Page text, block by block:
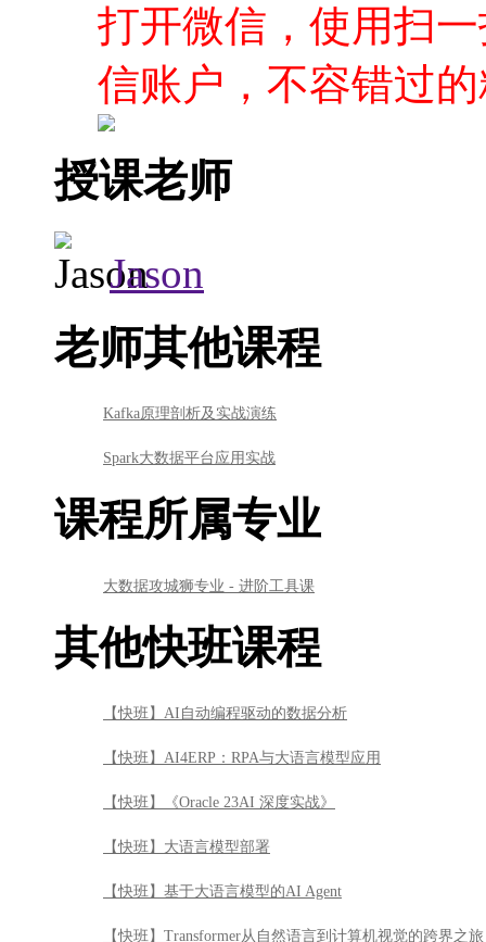
打开微信，使用扫
信账户，不容错过
授课老师
Jason
老师其他课程
Kafka原理剖析及实战演练
Spark大数据平台应用实战
课程所属专业
大数据攻城狮专业 - 进阶工具课
其他快班课程
【快班】AI自动编程驱动的数据分析
【快班】AI4ERP：RPA与大语言模型应用
【快班】《Oracle 23AI 深度实战》
【快班】大语言模型部署
【快班】基于大语言模型的AI Agent
【快班】Transformer从自然语言到计算机视觉的跨界之旅